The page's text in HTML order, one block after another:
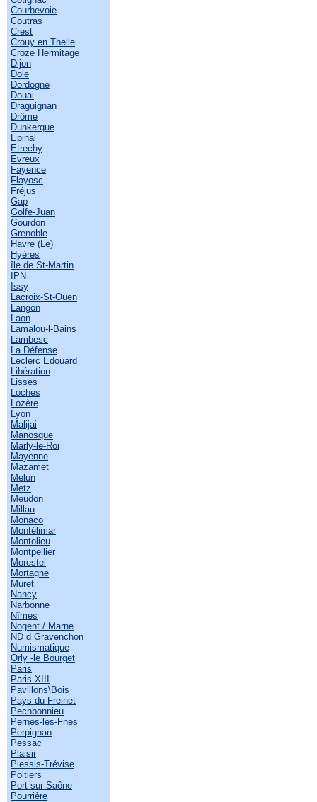
Courbevoie
Coutras
Crest
Crouy en Thelle
Croze Hermitage
Dijon
Dole
Dordogne
Douai
Draguignan
Drôme
Dunkerque
Epinal
Etrechy
Evreux
Fayence
Flayosc
Fréjus
Gap
Golfe-Juan
Gourdon
Grenoble
Havre (Le)
Hyères
île de St-Martin
IPN
Issy
Lacroix-St-Ouen
Langon
Laon
Lamalou-l-Bains
Lambesc
La Défense
Leclerc Edouard
Libération
Lisses
Loches
Lozère
Lyon
Malijai
Manosque
Marly-le-Roi
Mayenne
Mazamet
Melun
Metz
Meudon
Millau
Monaco
Montélimar
Montolieu
Montpellier
Morestel
Mortagne
Muret
Nancy
Narbonne
Nîmes
Nogent / Marne
ND d Gravenchon
Numismatique
Orly -le Bourget
Paris
Paris XIII
Pavillons\Bois
Pays du Freinet
Pechbonnieu
Pernes-les-Fnes
Perpignan
Pessac
Plaisir
Plessis-Trévise
Poitiers
Port-sur-Saône
Pourrière